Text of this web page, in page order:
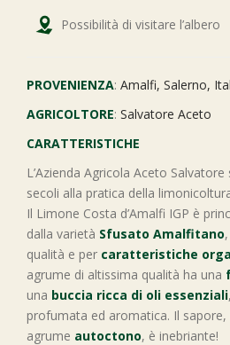
Possibilità di visitare l’albero
PROVENIENZA: Amalfi, Salerno,
AGRICOLTORE: Salvatore Aceto
CARATTERISTICHE
L’Azienda Agricola Aceto
secoli alla pratica della
Il Limone Costa d’Amalfi IGP è
dalla varietà Sfusato Amalfitano
qualità e per caratteristiche
agrume di altissima qualità ha una
una buccia ricca di oli essenziali
profumata ed aromatica. Il sapore,
agrume autoctono, è inebriante!